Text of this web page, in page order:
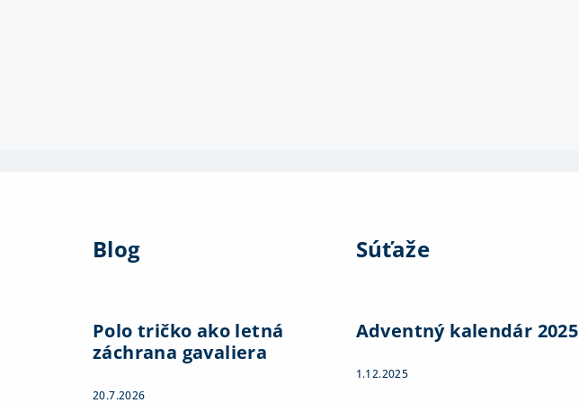
Blog
Polo tričko ako letná
záchrana gavaliera
20.7.2026
Súťaže
Adventný kalendár 2025
1.12.2025